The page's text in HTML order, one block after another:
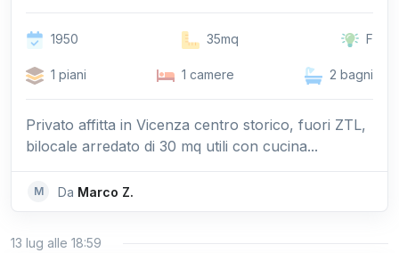
1950 35mq F
1 piani 1 camere 2 bagni
Privato affitta in Vicenza centro storico, fuori ZTL,
bilocale arredato di 30 mq utili con cucina...
M Da Marco Z.
13 lug alle 18:59